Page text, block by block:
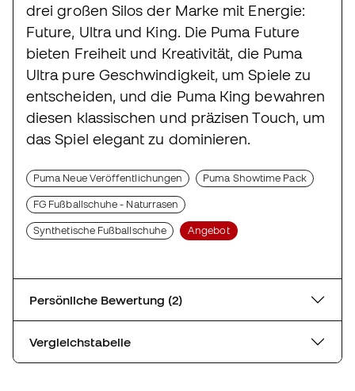
drei großen Silos der Marke mit Energie:
Future, Ultra und King. Die Puma Future
bieten Freiheit und Kreativität, die Puma
Ultra pure Geschwindigkeit, um Spiele zu
entscheiden, und die Puma King bewahren
diesen klassischen und präzisen Touch, um
das Spiel elegant zu dominieren.
Puma Neue Veröffentlichungen Puma Showtime Pack
FG Fußballschuhe - Naturrasen
Synthetische Fußballschuhe Angebot
Persönliche Bewertung (2)
Vergleichstabelle